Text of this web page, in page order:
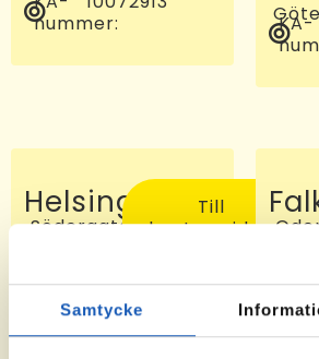
Samtycke
nummer:
KA-
Helsingborg
Södergatan
KA-
nummer:
-6
Till
kontorssidan
KA-